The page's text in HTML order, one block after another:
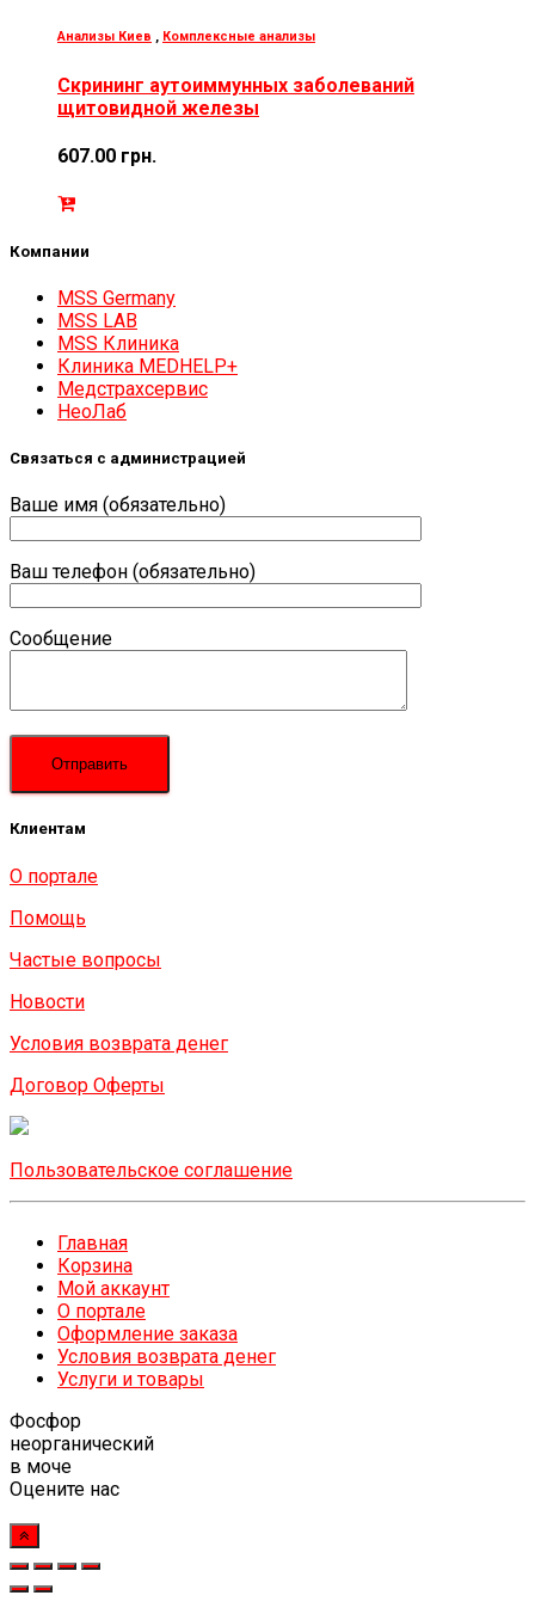
Анализы Киев , Комплексные анализы
Скрининг аутоиммунных заболеваний
щитовидной железы
607.00 грн.
Компании
MSS Germany
MSS LAB
MSS Клиника
Клиника MEDHELP+
Медстрахсервис
НеоЛаб
Связаться с администрацией
Ваше имя (обязательно)
Ваш телефон (обязательно)
Сообщение
Клиентам
О портале
Помощь
Частые вопросы
Новости
Условия возврата денег
Договор Оферты
Пользовательское соглашение
Главная
Корзина
Мой аккаунт
О портале
Оформление заказа
Условия возврата денег
Услуги и товары
Фосфор
неорганический
в моче
Оцените нас